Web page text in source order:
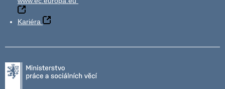
Kariéra